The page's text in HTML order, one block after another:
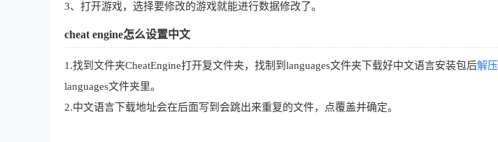
3、打开游戏，选择要修改的游戏就能进行数据修改了。
cheat engine怎么设置中文
1.找到文件夹CheatEngine打开复文件夹，找制到languages文件夹下载好中文语言安装包后解压
languages文件夹里。
2.中文语言下载地址会在后面写到会跳出来重复的文件，点覆盖并确定。